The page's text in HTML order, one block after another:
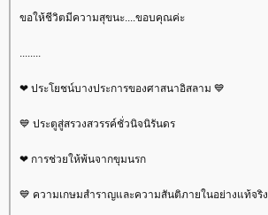
ขอให้ชีวิตมีความสุขนะ....ขอบคุณค่ะ
........
❤ ประโยชน์บางประการของศาสนาอิสลาม 💙
💙 ประตูสู่สรวงสวรรค์ชั่วนิจนิรันดร
❤ การช่วยให้พ้นจากขุมนรก
💙 ความเกษมสำราญและความสันติภายในอย่างแท้จริง